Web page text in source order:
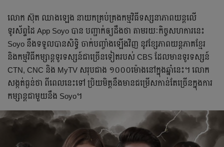
លោក ស៊ុត ឈាងឡេង នាយកគ្រប់គ្រងកម្មវិធីទស្សនាភាពយន្តលើ
ទូរស័ព្ទដៃ App Soyo បាន បញ្ជាក់ឲ្យដឹងថា តាមរយៈកិច្ចសហការនេះ
Soyo នឹងទទួលបានសិទ្ធិ ចាក់បញ្ចាំងឡើងវិញ នូវខ្សែភាពយន្តភាគខ្មែរ
និងកម្មវិធីកម្សាន្តទូរទស្សន៍ជាច្រើនទៀតរបស់ CBS ដែលមានទូរទស្សន៍
CTN, CNC និង MyTV សរុបជាង ១០០០ម៉ោងនៅក្នុងឆ្នាំនេះ។ លោក
សង្កត់ធ្ងន់ថា ពីពេលនេះទៅ ប្រិយមិត្តនឹងមានជម្រើសកាន់តែច្រើនក្នុងការ
កម្សាន្តជាមួយនឹង Soyo។